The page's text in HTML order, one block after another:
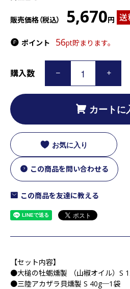
販売価格（税込） 5,670円 送
ポイント 56pt貯まります。
購入数
カートに
お気に入り
この商品を問い合わせる
この商品を友達に教える
【セット内容】
●大槌の牡蛎燻製 （山椒オイル）S
●三陸アカザラ貝燻製 S 40g─1袋